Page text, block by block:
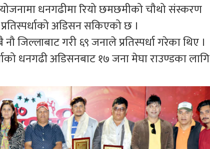
धनगढीमा रियो छमछमीको चौथो संस्करण
अडिसन सकिएको छ ।
जिल्लाबाट गरी ६९ जनाले प्रतिस्पर्धा गरेका थिए ।
धनगढी अडिसनबाट १७ जना मेघा राउण्डका लागि